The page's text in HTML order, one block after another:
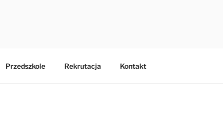
Przedszkole Rekrutacja Kontakt